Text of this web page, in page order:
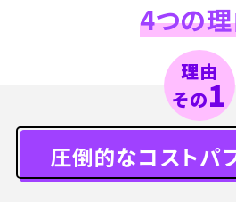
4つの
理由
その1
圧倒的なコストパ